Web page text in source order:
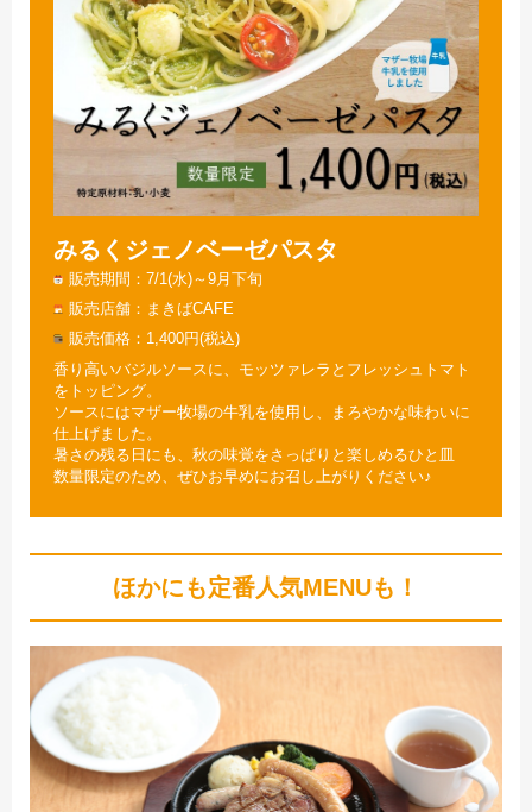
みるくジェノベーゼパスタ
販売期間
7/1(水)～9月下旬
販売店舗
まきばCAFE
販売価格
1,400円(税込)
香り高いバジルソースに、モッツァレラとフレッシュトマト
をトッピング。
ソースにはマザー牧場の牛乳を使用し、まろやかな味わいに
仕上げました。
暑さの残る日にも、秋の味覚をさっぱりと楽しめるひと皿
数量限定のため、ぜひお早めにお召し上がりください♪
ほかにも定番人気MENUも！